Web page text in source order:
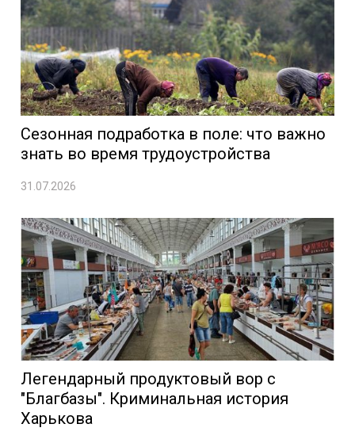
Сезонная подработка в поле: что важно
знать во время трудоустройства
31.07.2026
Легендарный продуктовый вор с
"Благбазы". Криминальная история
Харькова